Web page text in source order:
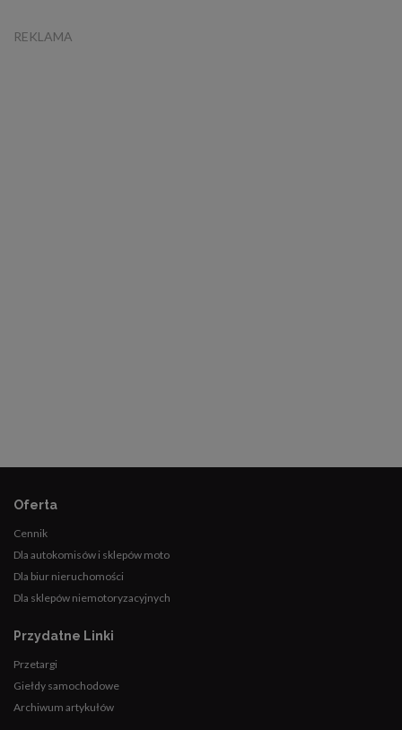
REKLAMA
Oferta
Cennik
Dla autokomisów i sklepów moto
Dla biur nieruchomości
Dla sklepów niemotoryzacyjnych
Przydatne Linki
Przetargi
Giełdy samochodowe
Archiwum artykułów